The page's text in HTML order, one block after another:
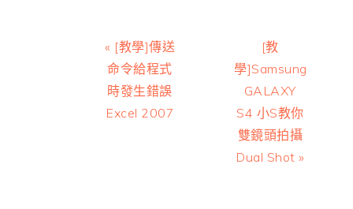
Previous
Post:
« [教學]傳送
命令給程式
時發生錯誤
Excel 2007
Next
Post:
[教
學]Samsung
GALAXY
S4 小S教你
雙鏡頭拍攝
Dual Shot »